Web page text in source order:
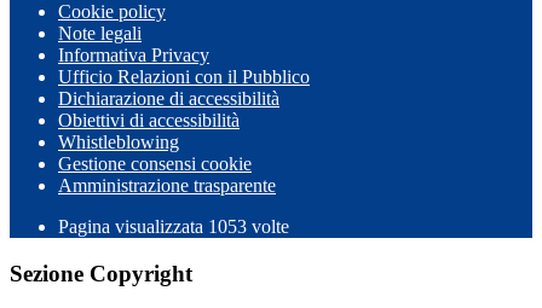
Cookie policy
Note legali
Informativa Privacy
Ufficio Relazioni con il Pubblico
Dichiarazione di accessibilità
Obiettivi di accessibilità
Whistleblowing
Gestione consensi cookie
Amministrazione trasparente
Pagina visualizzata 1053 volte
Sezione Copyright